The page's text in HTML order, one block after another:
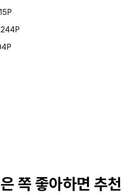
P
P
P
쪽 좋아하면 추천